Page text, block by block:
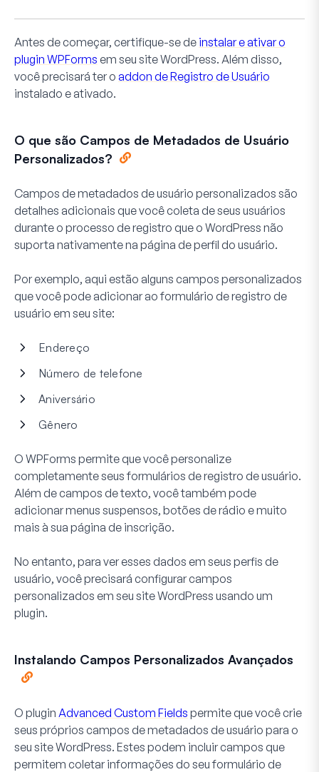
Antes de começar, certifique-se de instalar e ativar o
plugin WPForms em seu site WordPress. Além disso,
você precisará ter o addon de Registro de Usuário
instalado e ativado.
O que são Campos de Metadados de Usuário
Personalizados?
Campos de metadados de usuário personalizados são
detalhes adicionais que você coleta de seus usuários
durante o processo de registro que o WordPress não
suporta nativamente na página de perfil do usuário.
Por exemplo, aqui estão alguns campos personalizados
que você pode adicionar ao formulário de registro de
usuário em seu site:
Endereço
Número de telefone
Aniversário
Gênero
O WPForms permite que você personalize
completamente seus formulários de registro de usuário.
Além de campos de texto, você também pode
adicionar menus suspensos, botões de rádio e muito
mais à sua página de inscrição.
No entanto, para ver esses dados em seus perfis de
usuário, você precisará configurar campos
personalizados em seu site WordPress usando um
plugin.
Instalando Campos Personalizados Avançados
O plugin Advanced Custom Fields permite que você crie
seus próprios campos de metadados de usuário para o
seu site WordPress. Estes podem incluir campos que
permitem coletar informações do seu formulário de